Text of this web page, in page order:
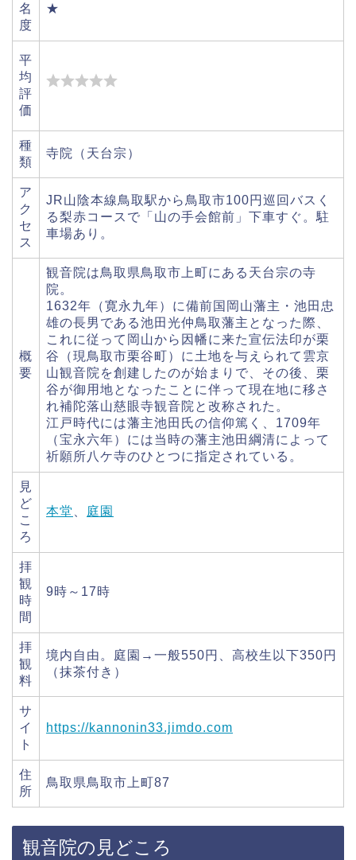
名
度
★
平
均
評
価
種
類
寺院（天台宗）
ア
ク
セ
ス
JR山陰本線鳥取駅から鳥取市100円巡回バスく
る梨赤コースで「山の手会館前」下車すぐ。駐
車場あり。
概
要
観音院は鳥取県鳥取市上町にある天台宗の寺
院。
1632年（寛永九年）に備前国岡山藩主・池田忠
雄の長男である池田光仲鳥取藩主となった際、
これに従って岡山から因幡に来た宣伝法印が栗
谷（現鳥取市栗谷町）に土地を与えられて雲京
山観音院を創建したのが始まりで、その後、栗
谷が御用地となったことに伴って現在地に移さ
れ補陀落山慈眼寺観音院と改称された。
江戸時代には藩主池田氏の信仰篤く、1709年
（宝永六年）には当時の藩主池田綱清によって
祈願所八ケ寺のひとつに指定されている。
見
ど
こ
ろ
本堂 庭園
拝
観
時
間
9時～17時
拝
観
料
境内自由。庭園→一般550円、高校生以下350円
（抹茶付き）
サ
イ
ト
https://kannonin33.jimdo.com
住
所
鳥取県鳥取市上町87
観音院の見どころ